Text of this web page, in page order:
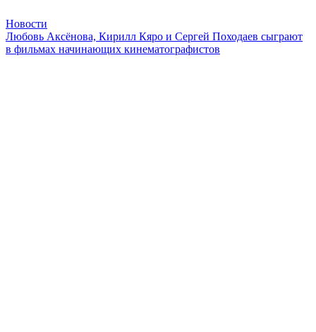
Новости
Любовь Аксёнова, Кирилл Кяро и Сергей Походаев сыграют
в фильмах начинающих кинематографистов